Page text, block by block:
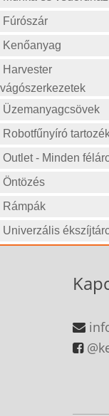
John Deere
Jonsered
Kasei
Kipor
Kohler
Kubota
Marci
Marina
Megagroup
Fúrószár
Kenőanyag
Harvester
vágószerkezetek
Üzemanyagcsövek
Robotfűnyíró
Outlet - Minden
Öntözés
Rámpák
Univerzális